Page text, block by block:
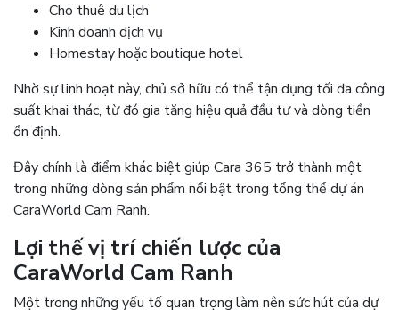
Cho thuê du lịch
Kinh doanh dịch vụ
Homestay hoặc boutique hotel
Nhờ sự linh hoạt này, chủ sở hữu có thể tận dụng tối đa công
suất khai thác, từ đó gia tăng hiệu quả đầu tư và dòng tiền
ổn định.
Đây chính là điểm khác biệt giúp Cara 365 trở thành một
trong những dòng sản phẩm nổi bật trong tổng thể dự án
CaraWorld Cam Ranh.
Lợi thế vị trí chiến lược của
CaraWorld Cam Ranh
Một trong những yếu tố quan trọng làm nên sức hút của dự